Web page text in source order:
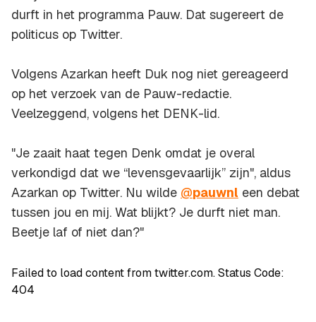
durft in het programma Pauw. Dat sugereert de
politicus op Twitter.
Volgens Azarkan heeft Duk nog niet gereageerd
op het verzoek van de Pauw-redactie.
Veelzeggend, volgens het DENK-lid.
"Je zaait haat tegen Denk omdat je overal
verkondigd dat we “levensgevaarlijk” zijn", aldus
Azarkan op Twitter. Nu wilde @pauwnl een debat
tussen jou en mij. Wat blijkt? Je durft niet man.
Beetje laf of niet dan?"
Failed to load content from twitter.com. Status Code:
404